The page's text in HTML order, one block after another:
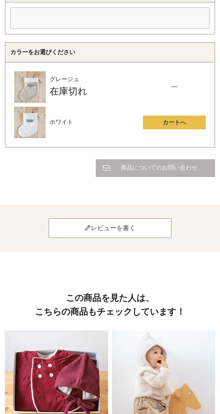
カラーをお選びください
グレージュ
在庫切れ —
ホワイト カートへ
商品についてのお問い合わせ
レビューを書く
この商品を見た人は、
こちらの商品もチェックしています！